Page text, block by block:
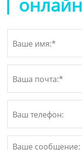
онлайн